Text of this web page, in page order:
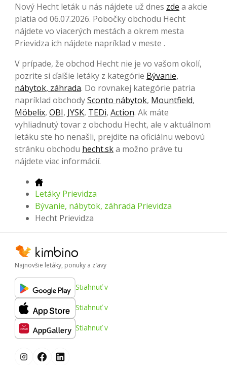
Nový Hecht leták u nás nájdete už dnes zde a akcie
platia od 06.07.2026. Pobočky obchodu Hecht
nájdete vo viacerých mestách a okrem mesta
Prievidza ich nájdete napríklad v meste .
V prípade, že obchod Hecht nie je vo vašom okolí,
pozrite si ďalšie letáky z kategórie Bývanie,
nábytok, záhrada. Do rovnakej kategórie patria
napríklad obchodySconto nábytok, Mountfield,
Möbelix, OBI, JYSK, TEDi, Action. Ak máte
vyhliadnutý tovar z obchodu Hecht, ale v aktuálnom
letáku ste ho nenašli, prejdite na oficiálnu webovú
stránku obchodu hecht.ska možno práve tu
nájdete viac informácií.
Letáky Prievidza
Bývanie, nábytok, záhrada Prievidza
Hecht Prievidza
Najnovšie letáky, ponuky a zľavy
Stiahnuť v
Stiahnuť v
Stiahnuť v